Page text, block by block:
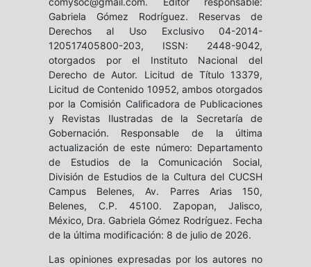
Gabriela Gómez Rodríguez. Reservas de
Derechos al Uso Exclusivo 04-2014-
120517405800-203, ISSN: 2448-9042,
otorgados por el Instituto Nacional del
Derecho de Autor. Licitud de Título 13379,
Licitud de Contenido 10952, ambos otorgados
por la Comisión Calificadora de Publicaciones
y Revistas Ilustradas de la Secretaría de
Gobernación. Responsable de la última
actualización de este número: Departamento
de Estudios de la Comunicación Social,
División de Estudios de la Cultura del CUCSH
Campus Belenes, Av. Parres Arias 150,
Belenes, C.P. 45100. Zapopan, Jalisco,
México, Dra. Gabriela Gómez Rodríguez. Fecha
de la última modificación: 8 de julio de 2026.
Las opiniones expresadas por los autores no